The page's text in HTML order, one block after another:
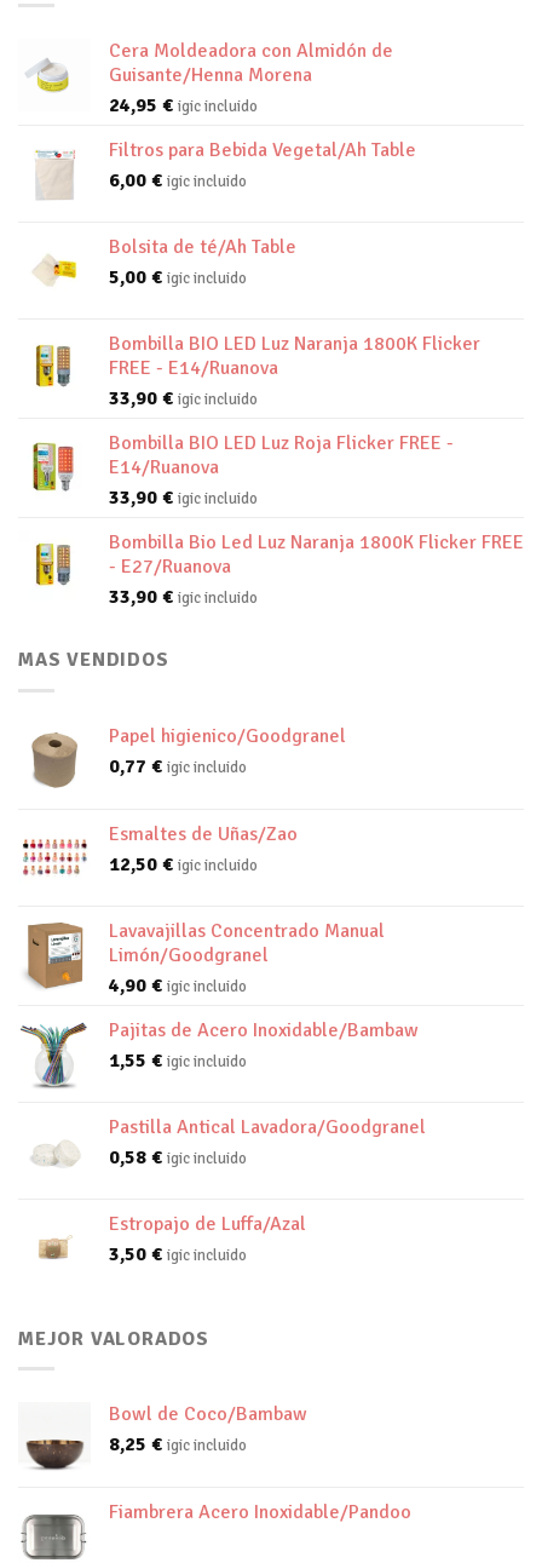
Cera Moldeadora con Almidón de
Guisante/Henna Morena
24,95 € igic incluido
Filtros para Bebida Vegetal/Ah Table
6,00 € igic incluido
Bolsita de té/Ah Table
5,00 € igic incluido
Bombilla BIO LED Luz Naranja 1800K Flicker
FREE - E14/Ruanova
33,90 € igic incluido
Bombilla BIO LED Luz Roja Flicker FREE -
E14/Ruanova
33,90 € igic incluido
Bombilla Bio Led Luz Naranja 1800K Flicker FREE
- E27/Ruanova
33,90 € igic incluido
MAS VENDIDOS
Papel higienico/Goodgranel
0,77 € igic incluido
Esmaltes de Uñas/Zao
12,50 € igic incluido
Lavavajillas Concentrado Manual
Limón/Goodgranel
4,90 € igic incluido
Pajitas de Acero Inoxidable/Bambaw
1,55 € igic incluido
Pastilla Antical Lavadora/Goodgranel
0,58 € igic incluido
Estropajo de Luffa/Azal
3,50 € igic incluido
MEJOR VALORADOS
Bowl de Coco/Bambaw
8,25 € igic incluido
Fiambrera Acero Inoxidable/Pandoo